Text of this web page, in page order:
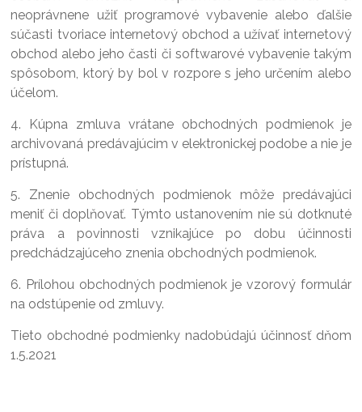
neoprávnene užiť programové vybavenie alebo ďalšie
súčasti tvoriace internetový obchod a užívať internetový
obchod alebo jeho časti či softwarové vybavenie takým
spôsobom, ktorý by bol v rozpore s jeho určením alebo
účelom.
4. Kúpna zmluva vrátane obchodných podmienok je
archivovaná predávajúcim v elektronickej podobe a nie je
prístupná.
5. Znenie obchodných podmienok môže predávajúci
meniť či doplňovať. Týmto ustanovením nie sú dotknuté
práva a povinnosti vznikajúce po dobu účinnosti
predchádzajúceho znenia obchodných podmienok.
6. Prílohou obchodných podmienok je vzorový formulár
na odstúpenie od zmluvy.
Tieto obchodné podmienky nadobúdajú účinnosť dňom
1.5.2021